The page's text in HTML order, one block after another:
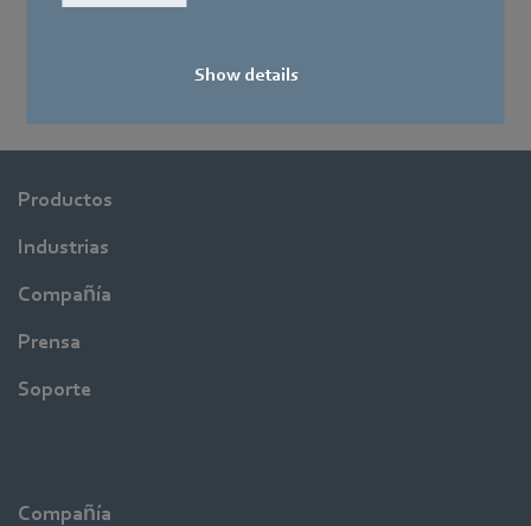
Show details
Productos
Industrias
Compañía
Prensa
Soporte
Compañía